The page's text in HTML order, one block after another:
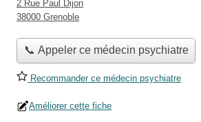
2 Rue Paul Dijon
38000 Grenoble
📞 Appeler ce médecin psychiatre
Recommander ce médecin psychiatre
Améliorer cette fiche